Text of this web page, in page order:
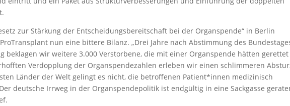
zur Stärkung der Entscheidungsbereitschaft bei der Organspende“ in Berlin
nun eine bittere Bilanz. „Drei Jahre nach Abstimmung des
beklagen wir weitere 3.000 Verstorbene, die mit einer Organspende hätten gerettet
Verdopplung der Organspendezahlen erleben wir einen schlimmeren
Länder der Welt gelingt es nicht, die betroffenen Patient*innen medizinisch
deutsche Irrweg in der Organspendepolitik ist endgültig in eine Sackgasse